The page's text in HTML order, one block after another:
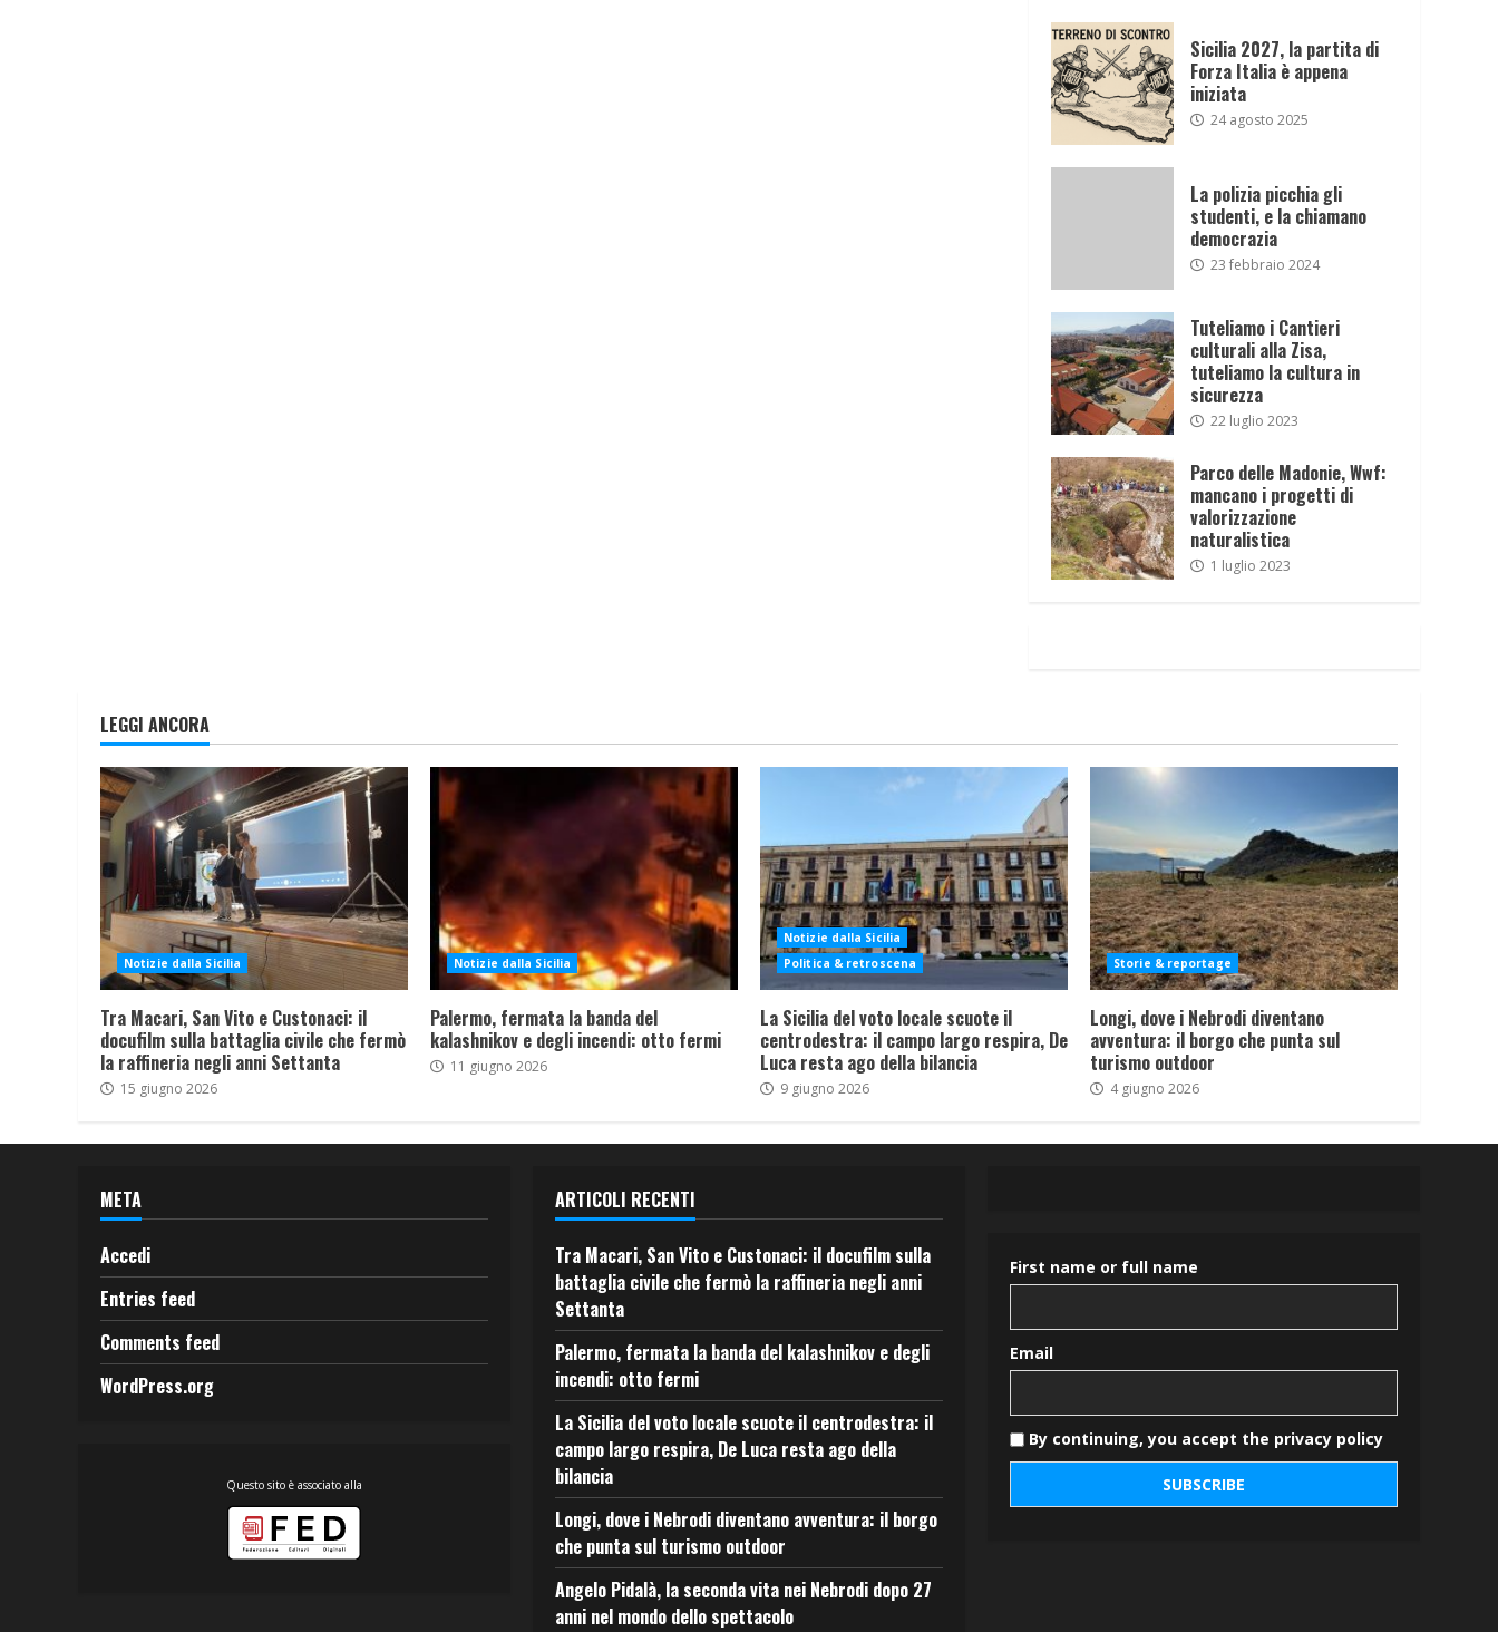
Sicilia 2027, la partita di
Forza Italia è appena
iniziata
24 agosto 2025
La polizia picchia gli
studenti, e la chiamano
democrazia
23 febbraio 2024
Tuteliamo i Cantieri
culturali alla Zisa,
tuteliamo la cultura in
sicurezza
22 luglio 2023
Parco delle Madonie, Wwf:
mancano i progetti di
valorizzazione
naturalistica
1 luglio 2023
LEGGI ANCORA
Notizie dalla Sicilia
Tra Macari, San Vito e Custonaci: il
docufilm sulla battaglia civile che fermò
la raffineria negli anni Settanta
15 giugno 2026
Notizie dalla Sicilia
Palermo, fermata la banda del
kalashnikov e degli incendi: otto fermi
11 giugno 2026
Notizie dalla Sicilia
Politica & retroscena
La Sicilia del voto locale scuote il
centrodestra: il campo largo respira, De
Luca resta ago della bilancia
9 giugno 2026
Storie & reportage
Longi, dove i Nebrodi diventano
avventura: il borgo che punta sul
turismo outdoor
4 giugno 2026
META
Accedi
Entries feed
Comments feed
WordPress.org
Questo sito è associato alla
ARTICOLI RECENTI
Tra Macari, San Vito e Custonaci: il docufilm sulla
battaglia civile che fermò la raffineria negli anni
Settanta
Palermo, fermata la banda del kalashnikov e degli
incendi: otto fermi
La Sicilia del voto locale scuote il centrodestra: il
campo largo respira, De Luca resta ago della
bilancia
Longi, dove i Nebrodi diventano avventura: il borgo
che punta sul turismo outdoor
Angelo Pidalà, la seconda vita nei Nebrodi dopo 27
anni nel mondo dello spettacolo
First name or full name
Email
By continuing, you accept the privacy policy